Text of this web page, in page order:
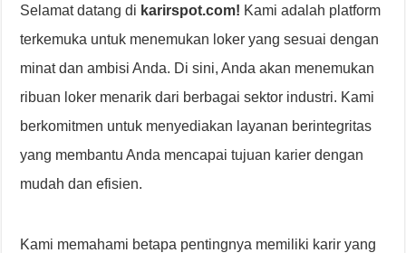
Selamat datang di karirspot.com! Kami adalah platform
terkemuka untuk menemukan loker yang sesuai dengan
minat dan ambisi Anda. Di sini, Anda akan menemukan
ribuan loker menarik dari berbagai sektor industri. Kami
berkomitmen untuk menyediakan layanan berintegritas
yang membantu Anda mencapai tujuan karier dengan
mudah dan efisien.
Kami memahami betapa pentingnya memiliki karir yang